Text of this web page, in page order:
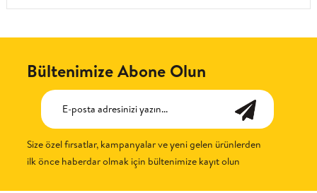
Bültenimize Abone Olun
Size özel fırsatlar, kampanyalar ve yeni gelen ürünlerden
ilk önce haberdar olmak için bültenimize kayıt olun